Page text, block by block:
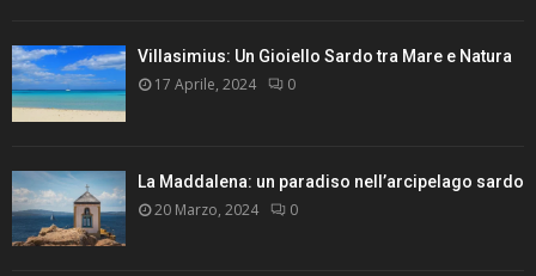
Villasimius: Un Gioiello Sardo tra Mare e Natura
17 Aprile, 2024 0
La Maddalena: un paradiso nell’arcipelago sardo
20 Marzo, 2024 0